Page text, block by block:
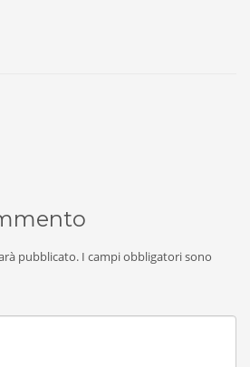
pubblicato. I campi obbligatori sono